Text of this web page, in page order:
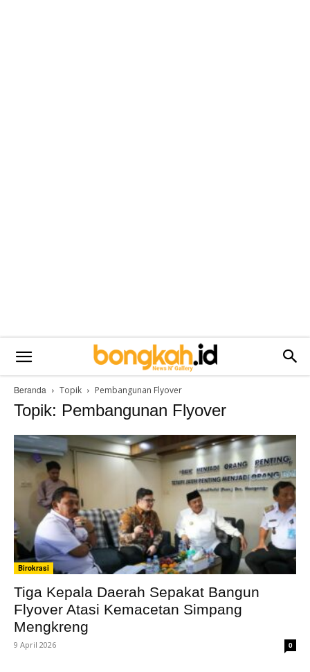
Beranda Topik Pembangunan Flyover
Topik: Pembangunan Flyover
Birokrasi
Tiga Kepala Daerah Sepakat Bangun
Flyover Atasi Kemacetan Simpang
Mengkreng
9 April 2026 0